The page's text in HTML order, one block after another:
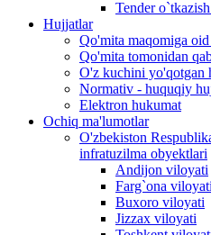
Tender
Hujjatlar
Qo'mita maqomiga
Qo'mita tomonidan
O'z kuchini yo'qotgan
Normativ - huquqiy
Elektron hukumat
Ochiq ma'lumotlar
O'zbekiston
infratuzilma obyektlari
Andijon viloyati
Farg`ona viloyati
Buxoro viloyati
Jizzax viloyati